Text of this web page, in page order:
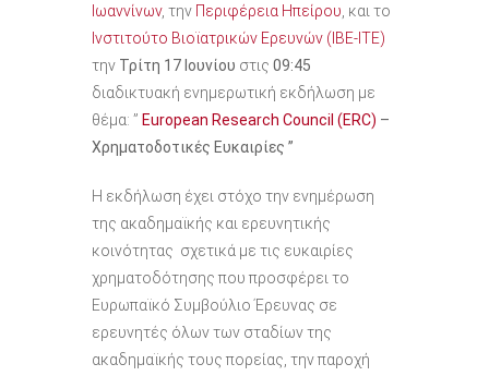
Ιωαννίνων, την Περιφέρεια Ηπείρου , και το
Ινστιτούτο Βιοϊατρικών Ερευνών (ΙΒΕ-ΙΤΕ)
την Τρίτη 17 Ιουνίου στις 09:45
διαδικτυακή ενημερωτική εκδήλωση με
θέμα: ” European Research Council (ERC) –
Χρηματοδοτικές Ευκαιρίες ”
Η εκδήλωση έχει στόχο την ενημέρωση
της ακαδημαϊκής και ερευνητικής
κοινότητας σχετικά με τις ευκαιρίες
χρηματοδότησης που προσφέρει το
Ευρωπαϊκό Συμβούλιο Έρευνας σε
ερευνητές όλων των σταδίων της
ακαδημαϊκής τους πορείας, την παροχή